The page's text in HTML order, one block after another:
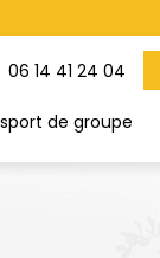
06 14 41 24 04
de groupe